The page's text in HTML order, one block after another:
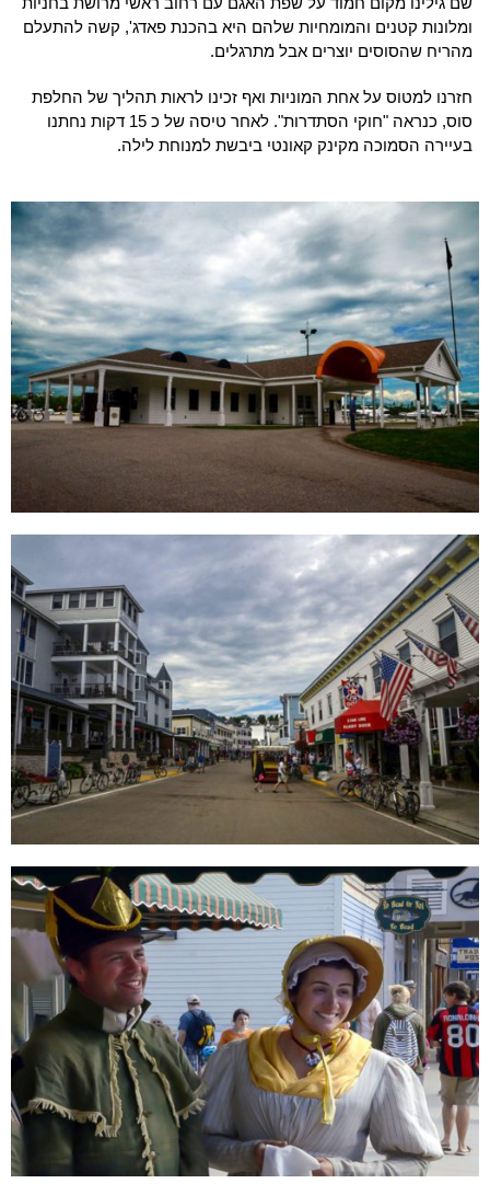
ומלונות קטנים והמומחיות שלהם היא בהכנת פאדג', קשה להתעלם
מהריח שהסוסים יוצרים אבל מתרגלים.
חזרנו למטוס על אחת המוניות ואף זכינו לראות תהליך של החלפת
סוס, כנראה "חוקי הסתדרות". לאחר טיסה של כ 15 דקות נחתנו
בעיירה הסמוכה מקינק קאונטי ביבשת למנוחת לילה.